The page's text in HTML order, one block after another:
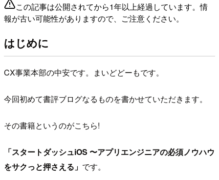
この記事は公開されてから1年以上経過しています。情
報が古い可能性がありますので、ご注意ください。
はじめに
CX事業本部の中安です。まいどどーもです。
今回初めて書評ブログなるものを書かせていただきます。
その書籍というのがこちら!
「スタートダッシュiOS 〜アプリエンジニアの必須ノウハウ
をサクっと押さえる」 です。